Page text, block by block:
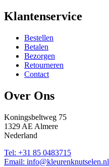
Klantenservice
Bestellen
Betalen
Bezorgen
Retourneren
Contact
Over Ons
Koningsbeltweg 75
1329 AE Almere
Nederland
Tel: +31 85 0483715
Email: info@kleurenknutselen.nl